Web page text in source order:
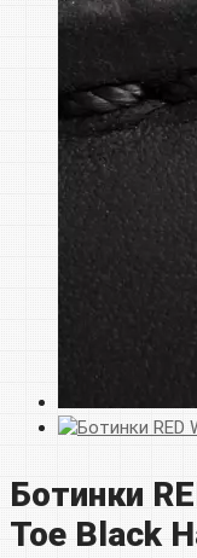
Ботинки
Toe Black